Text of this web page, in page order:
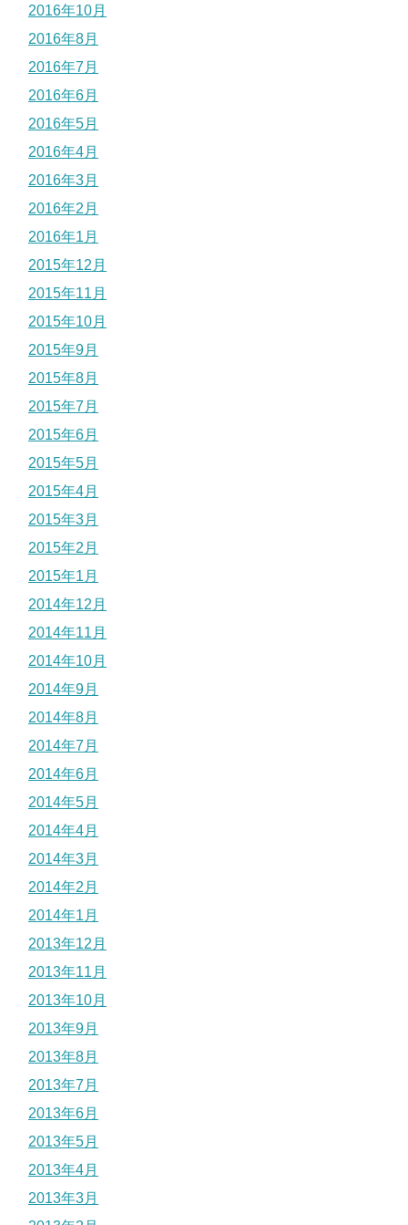
2016年10月
2016年8月
2016年7月
2016年6月
2016年5月
2016年4月
2016年3月
2016年2月
2016年1月
2015年12月
2015年11月
2015年10月
2015年9月
2015年8月
2015年7月
2015年6月
2015年5月
2015年4月
2015年3月
2015年2月
2015年1月
2014年12月
2014年11月
2014年10月
2014年9月
2014年8月
2014年7月
2014年6月
2014年5月
2014年4月
2014年3月
2014年2月
2014年1月
2013年12月
2013年11月
2013年10月
2013年9月
2013年8月
2013年7月
2013年6月
2013年5月
2013年4月
2013年3月